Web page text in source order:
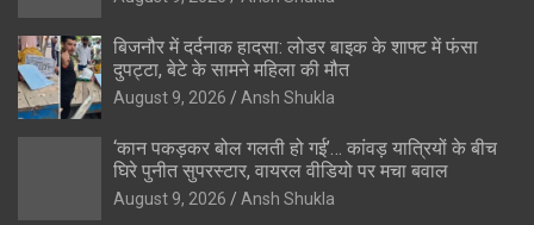
बिजनौर में दर्दनाक हादसा: लोडर बाइक के शाफ्ट में फंसा
दुपट्टा, बेटे के सामने महिला की मौत
August 9, 2026 Ansh Shukla
‘कान पकड़कर बोल गलती हो गई’… कांवड़ यात्रियों के बीच
घिरे पुनीत सुपरस्टार, वायरल वीडियो पर मचा बवाल
August 9, 2026 Ansh Shukla